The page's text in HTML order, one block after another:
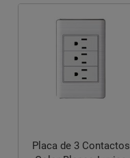
Placa de 3 Contactos